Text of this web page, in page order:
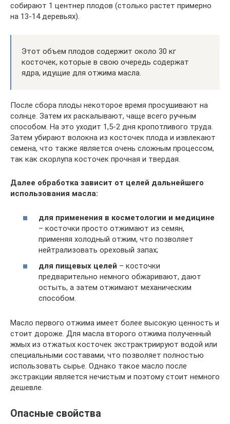
собирают 1 центнер плодов (столько растет примерно
на 13-14 деревьях).
Этот объем плодов содержит около 30 кг
косточек, которые в свою очередь содержат
ядра, идущие для отжима масла.
После сбора плоды некоторое время просушивают на
солнце. Затем их раскалывают, чаще всего ручным
способом. На это уходит 1,5-2 дня кропотливого труда.
Затем убирают волокна из косточек плода и извлекают
семена, что также является очень сложным процессом,
так как скорлупа косточек прочная и твердая.
Далее обработка зависит от целей дальнейшего
использования масла:
для применения в косметологии и медицине
– косточки просто отжимают из семян,
применяя холодный отжим, что позволяет
нейтрализовать ореховый запах;
для пищевых целей – косточки
предварительно немного обжаривают, дают
остыть, а затем отжимают механическим
способом.
Масло первого отжима имеет более высокую ценность и
стоит дороже. Для масла второго отжима полученный
жмых из отжатых косточек экстрактриируют водой или
специальными составами, что позволяет полностью
использовать сырье. Однако такое масло после
экстракции является нечистым и поэтому стоит немного
дешевле.
Опасные свойства